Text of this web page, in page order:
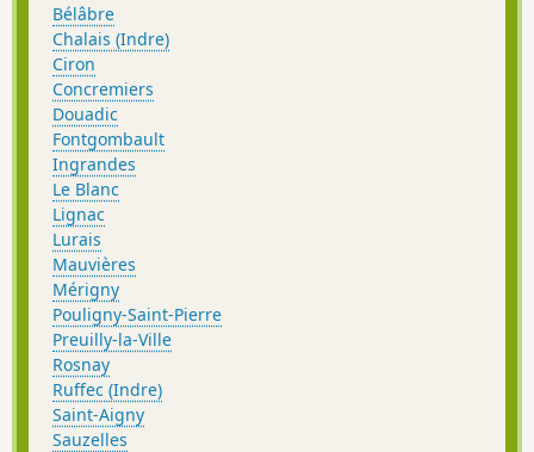
Bélâbre
Chalais (Indre)
Ciron
Concremiers
Douadic
Fontgombault
Ingrandes
Le Blanc
Lignac
Lurais
Mauvières
Mérigny
Pouligny-Saint-Pierre
Preuilly-la-Ville
Rosnay
Ruffec (Indre)
Saint-Aigny
Sauzelles